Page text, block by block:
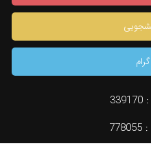
:
339170
:
778055